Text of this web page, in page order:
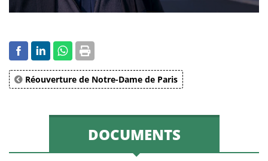
Réouverture de Notre-Dame de Paris
DOCUMENTS